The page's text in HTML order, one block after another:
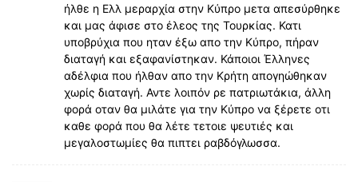
ήλθε η Ελλ μεραρχία στην Κύπρο μετα απεσύρθηκε
και μας άφισε στο έλεος της Τουρκίας. Κατι
υποβρύχια που ηταν έξω απο την Κύπρο, πήραν
διαταγή και εξαφανίστηκαν. Κάποιοι Έλληνες
αδέλφια που ήλθαν απο την Κρήτη απογηώθηκαν
χωρίς διαταγή. Αντε λοιπόν ρε πατριωτάκια, άλλη
φορά οταν θα μιλάτε για την Κύπρο να ξέρετε οτι
καθε φορά που θα λέτε τετοιε ψευτιές και
μεγαλοστωμίες θα πιπτει ραβδόγλωσσα.